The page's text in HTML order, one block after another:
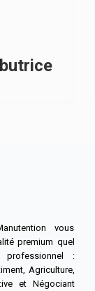
vous
premium quel
:
Agriculture,
et Négociant